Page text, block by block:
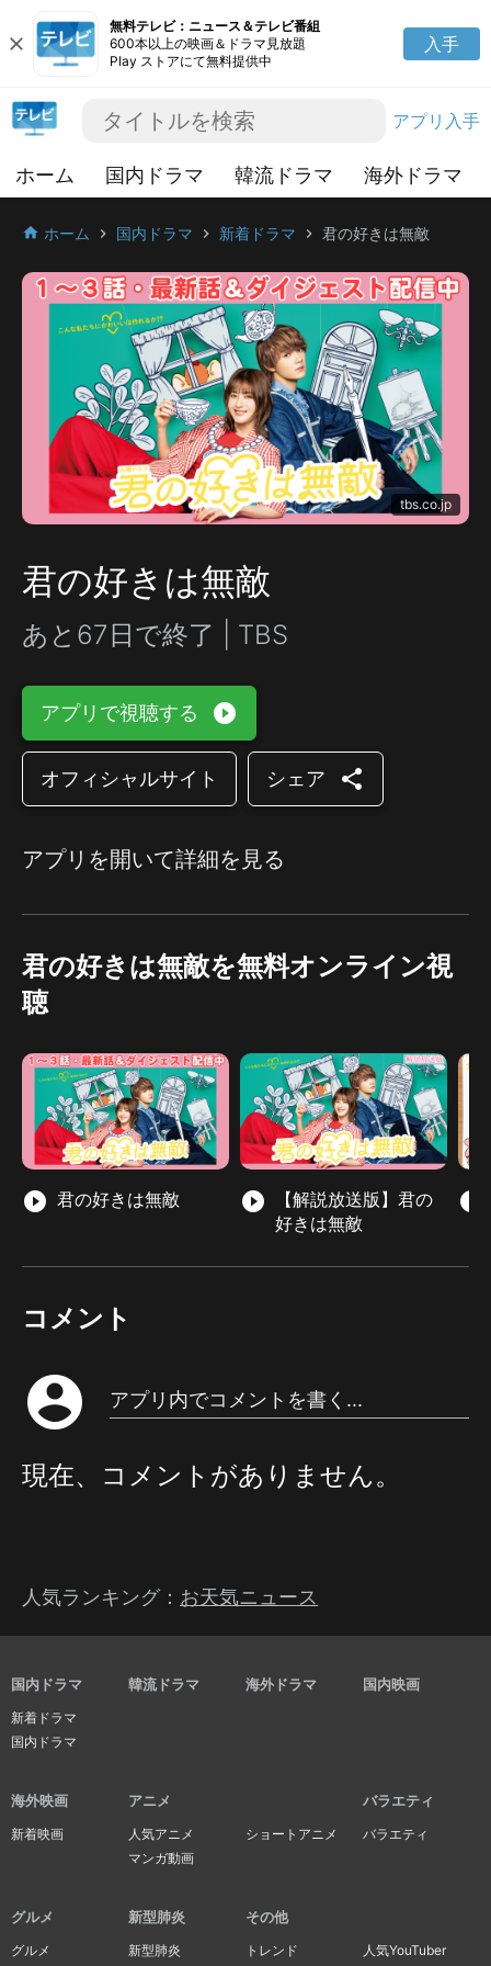
close
無料テレビ：ニュース＆テレビ番組
600本以上の映画＆ドラマ見放題
Play ストアにて無料提供中
入手
アプリ入手
ホーム 国内ドラマ 韓流ドラマ 海外ドラマ
home ホーム chevron_right 国内ドラマ chevron_right 新着ドラマ chevron_right 君の好きは無敵
tbs.co.jp
君の好きは無敵
あと67日で終了 | TBS
アプリで視聴する play_circle_filled
オフィシャルサイト シェア share
アプリを開いて詳細を見る
君の好きは無敵を無料オンライン視
聴
play_circle_filled 君の好きは無敵 play_circle_filled
【解説放送版】君の
好きは無敵
play_circle_filled
コメント
account_circle アプリ内でコメントを書く...
現在、コメントがありません。
人気ランキング： お天気ニュース
国内ドラマ
新着ドラマ
国内ドラマ
韓流ドラマ 海外ドラマ 国内映画
海外映画
新着映画
アニメ
人気アニメ
ショートアニメ
マンガ動画
バラエティ
バラエティ
グルメ
グルメ
新型肺炎
新型肺炎
その他
トレンド 人気YouTuber